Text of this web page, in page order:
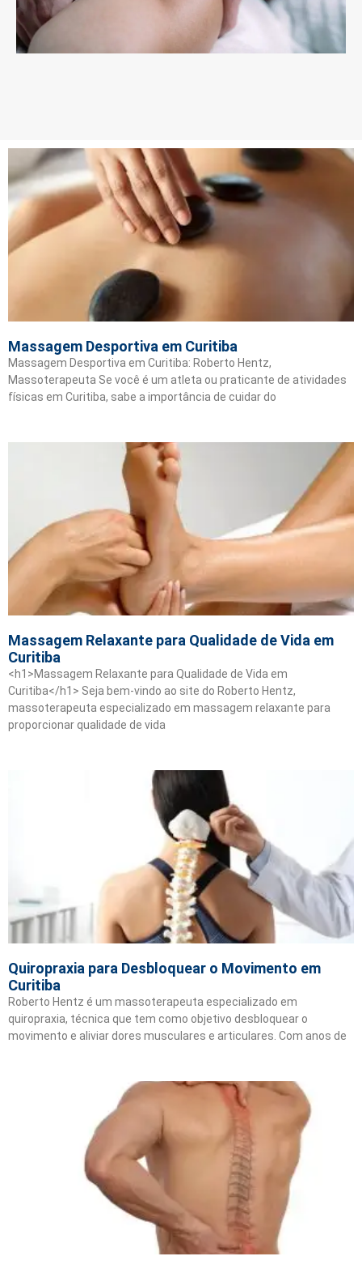
Massagem Desportiva em Curitiba
Massagem Desportiva em Curitiba: Roberto Hentz,
Massoterapeuta Se você é um atleta ou praticante de atividades
físicas em Curitiba, sabe a importância de cuidar do
Massagem Relaxante para Qualidade de Vida em
Curitiba
<h1>Massagem Relaxante para Qualidade de Vida em
Curitiba</h1> Seja bem-vindo ao site do Roberto Hentz,
massoterapeuta especializado em massagem relaxante para
proporcionar qualidade de vida
Quiropraxia para Desbloquear o Movimento em
Curitiba
Roberto Hentz é um massoterapeuta especializado em
quiropraxia, técnica que tem como objetivo desbloquear o
movimento e aliviar dores musculares e articulares. Com anos de